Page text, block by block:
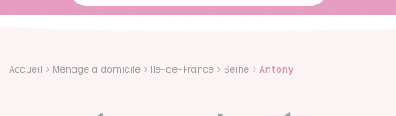
Accueil > Ménage à domicile > Ile-de-France > Seine > Antony